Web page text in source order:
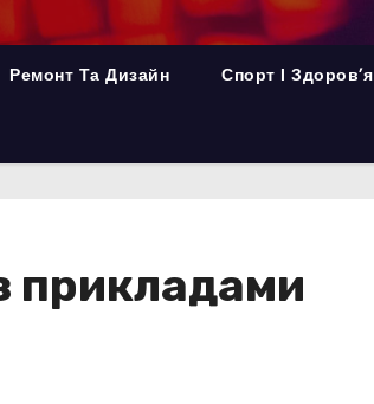
Ремонт Та Дизайн Спорт І Здоров’я
прикладами